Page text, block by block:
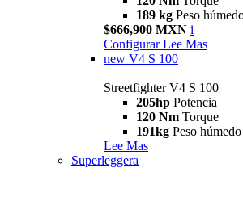
189 kg Peso
$666,900 MXN i
Configurar Lee Mas
new V4 S 100
Streetfighter V4 S 100
205hp Potencia
120 Nm Torque
191kg Peso
Lee Mas
Superleggera